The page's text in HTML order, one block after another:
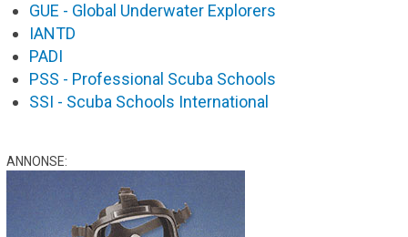
GUE - Global Underwater Explorers
IANTD
PADI
PSS - Professional Scuba Schools
SSI - Scuba Schools International
ANNONSE: